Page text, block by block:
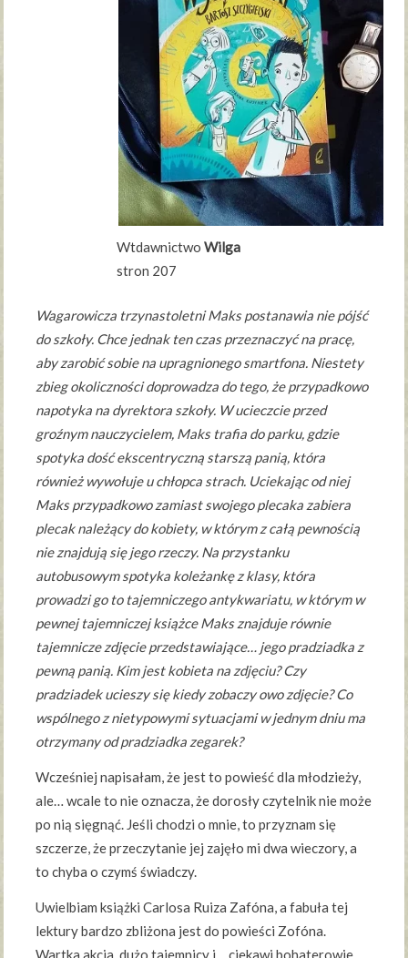
Wtdawnictwo Wilga
stron 207
Wagarowicza trzynastoletni Maks postanawia nie pójść
do szkoły. Chce jednak ten czas przeznaczyć na pracę,
aby zarobić sobie na upragnionego smartfona. Niestety
zbieg okoliczności doprowadza do tego, że przypadkowo
napotyka na dyrektora szkoły. W ucieczcie przed
groźnym nauczycielem, Maks trafia do parku, gdzie
spotyka dość ekscentryczną starszą panią, która
również wywołuje u chłopca strach. Uciekając od niej
Maks przypadkowo zamiast swojego plecaka zabiera
plecak należący do kobiety, w którym z całą pewnością
nie znajdują się jego rzeczy. Na przystanku
autobusowym spotyka koleżankę z klasy, która
prowadzi go to tajemniczego antykwariatu, w którym w
pewnej tajemniczej książce Maks znajduje równie
tajemnicze zdjęcie przedstawiające… jego pradziadka z
pewną panią. Kim jest kobieta na zdjęciu? Czy
pradziadek ucieszy się kiedy zobaczy owo zdjęcie? Co
wspólnego z nietypowymi sytuacjami w jednym dniu ma
otrzymany od pradziadka zegarek?
Wcześniej napisałam, że jest to powieść dla młodzieży,
ale… wcale to nie oznacza, że dorosły czytelnik nie może
po nią sięgnąć. Jeśli chodzi o mnie, to przyznam się
szczerze, że przeczytanie jej zajęło mi dwa wieczory, a
to chyba o czymś świadczy.
Uwielbiam książki Carlosa Ruiza Zafóna, a fabuła tej
lektury bardzo zbliżona jest do powieści Zofóna.
Wartka akcja, dużo tajemnicy i… ciekawi bohaterowie.